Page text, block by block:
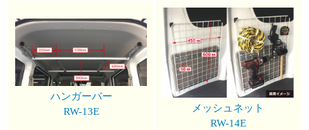
ハンガーバー
RW-13E
メッシュネット
RW-14E